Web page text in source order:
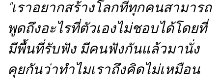
"เราอยากสร้างโลกที่ทุกคนสามารถ
พูดถึงอะไรที่ตัวเองไม่ชอบได้โดยที่
มีพื้นที่รับฟัง มีคนฟังกันแล้วมานั่ง
คุยกันว่าทำไมเราถึงคิดไม่เหมือน